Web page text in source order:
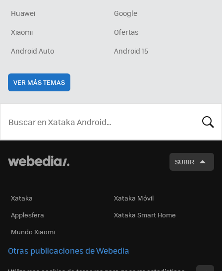
Huawei
Google
Xiaomi
Ofertas
Android Auto
Android 15
VER MÁS TEMAS
SUBIR
Xataka
Xataka Móvil
Applesfera
Xataka Smart Home
Mundo Xiaomi
Otras publicaciones de Webedia